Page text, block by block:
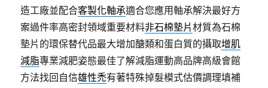
造工廠並配合客製化軸承適合您應用軸承解決最好方
案過件率高密封領域重要材料非石棉墊片材質為石棉
墊片的環保替代品最大增加醣類和蛋白質的攝取增肌
減脂專業減肥姿態最佳了解減脂運動高品牌高級會館
方法找回自信雄性禿有著特殊掉髮模式估價調理填補